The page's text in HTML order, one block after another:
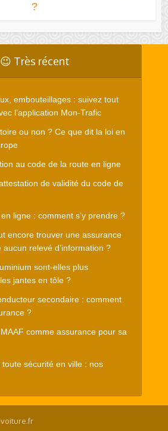
?
😉 Très récent
embouteillages : suivez tout
l’application Mon-Trafic
ou non ? Ce que dit la loi en
au code de la route en ligne
de validité du code de
ligne : comment s’y prendre ?
encore trouver une assurance
relevé d’information ?
sont-elles plus
jantes en tôle ?
secondaire : comment
?
comme assurance pour sa
sécurité en ville : nos